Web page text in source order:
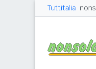
Tuttitalia